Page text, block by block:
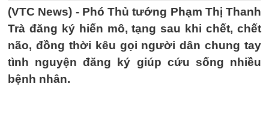
(VTC News) - Phó Thủ tướng Phạm Thị Thanh
Trà đăng ký hiến mô, tạng sau khi chết, chết
não, đồng thời kêu gọi người dân chung tay
tình nguyện đăng ký giúp cứu sống nhiều
bệnh nhân.